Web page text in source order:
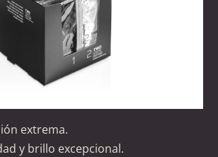
extrema.
y brillo excepcional.